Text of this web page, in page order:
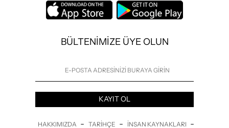
BÜLTENİMİZE ÜYE OLUN
KAYIT OL
HAKKIMIZDA - TARIHÇE - İNSAN KAYNAKLARI -